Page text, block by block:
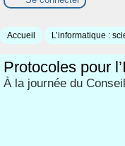
Accueil L’informatique :
Protocoles pour
À la journée du